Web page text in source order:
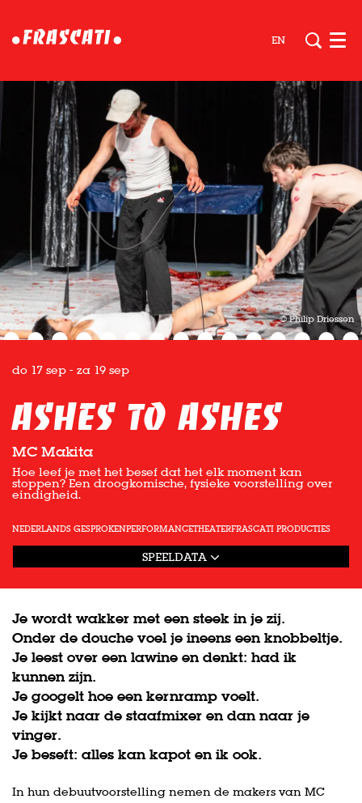
EN
© Philip Driessen
Ashes to Ashes
MC Makita
do 17 sep - za 19 sep
Hoe leef je met het besef dat het elk moment kan
stoppen? Een droogkomische, fysieke voorstelling over
eindigheid.
NEDERLANDS GESPROKENPERFORMANCETHEATERFRASCATI PRODUCTIES
SPEELDATA
Je wordt wakker met een steek in je zij.
Onder de douche voel je ineens een knobbeltje.
Je leest over een lawine en denkt: had ik
kunnen zijn.
Je googelt hoe een kernramp voelt.
Je kijkt naar de staafmixer en dan naar je
vinger.
Je beseft: alles kan kapot en ik ook.
In hun debuutvoorstelling nemen de makers van MC